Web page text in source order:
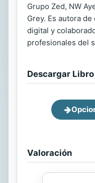
Grupo Zed, NW
Grey. Es autora
digital y
profesionales del
Descargar Libro
Valoración